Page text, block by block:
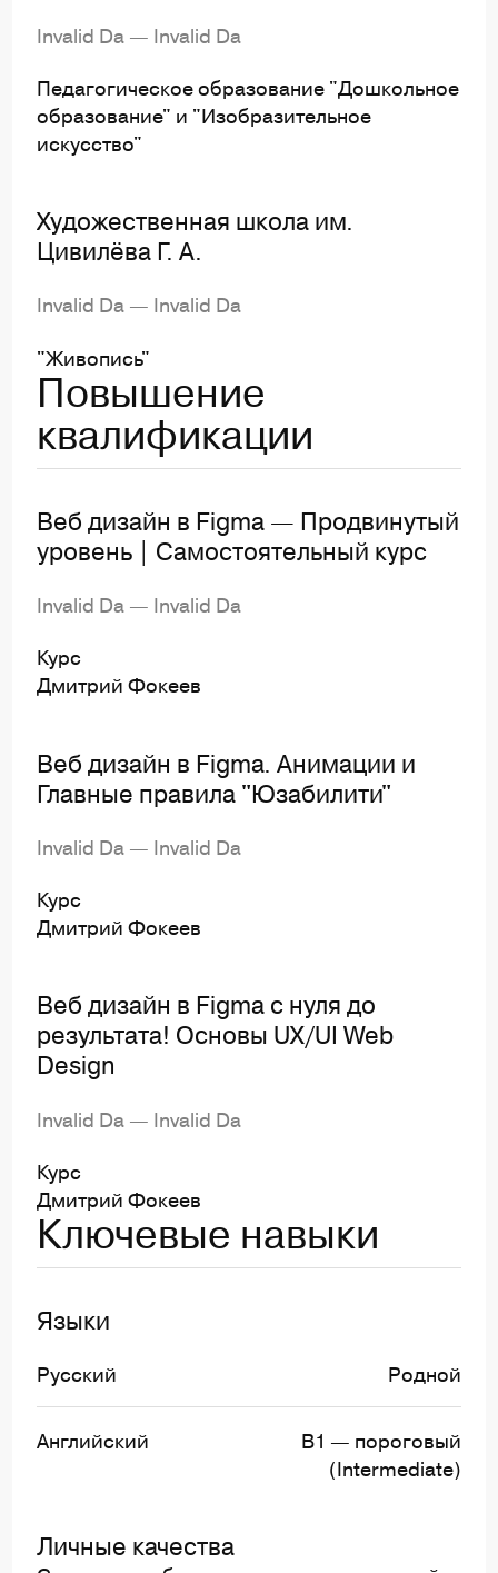
Invalid Da — Invalid Da
Педагогическое образование "Дошкольное
образование" и "Изобразительное
искусство"
Художественная школа им.
Цивилёва Г. А.
Invalid Da — Invalid Da
"Живопись"
Повышение
квалификации
Веб дизайн в Figma — Продвинутый
уровень | Самостоятельный курс
Invalid Da — Invalid Da
Курс
Дмитрий Фокеев
Веб дизайн в Figma. Анимации и
Главные правила "Юзабилити"
Invalid Da — Invalid Da
Курс
Дмитрий Фокеев
Веб дизайн в Figma с нуля до
результата! Основы UX/UI Web
Design
Invalid Da — Invalid Da
Курс
Дмитрий Фокеев
Ключевые навыки
Языки
Русский Родной
Английский
B1 — пороговый
(Intermediate)
Личные качества